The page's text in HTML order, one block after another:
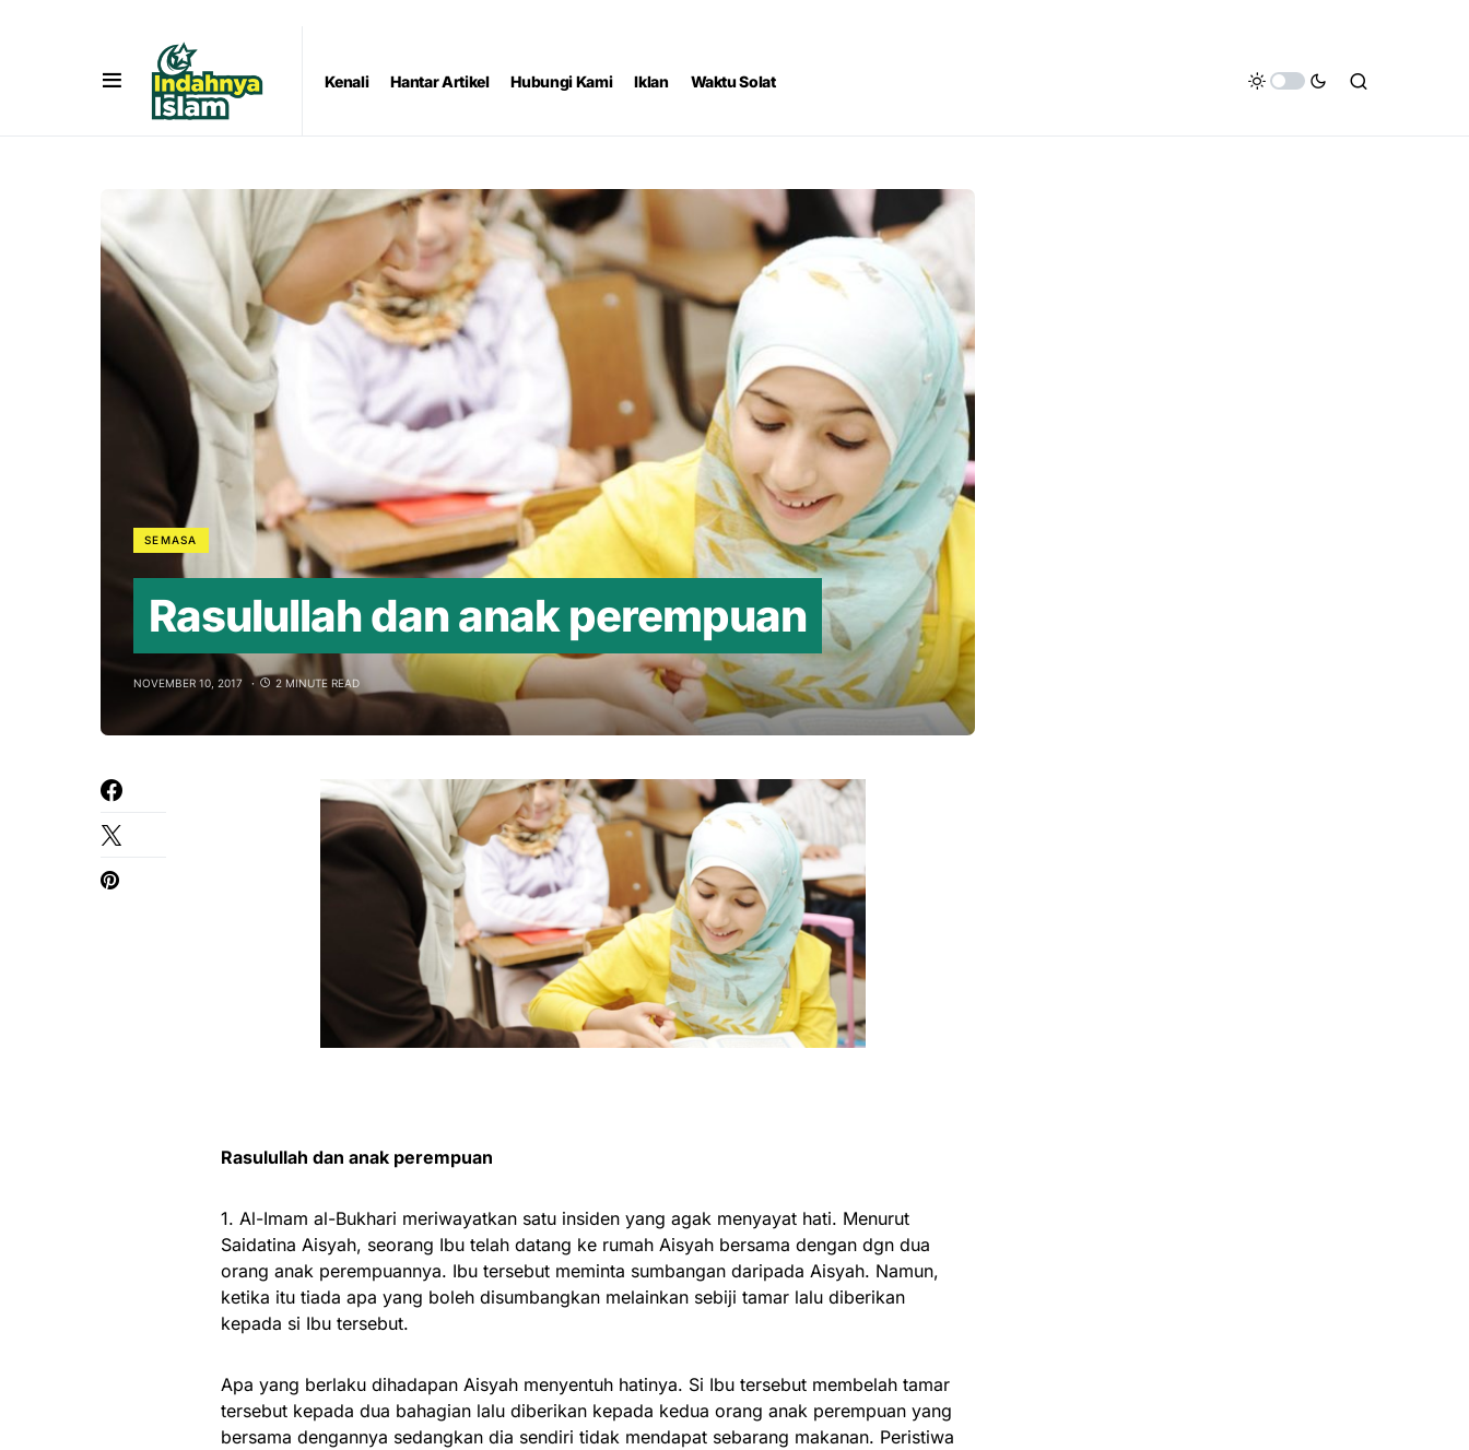
Kenali Hantar Artikel Hubungi Kami Iklan Waktu Solat
SEMASA
Rasulullah dan anak perempuan
NOVEMBER 10, 2017 2 MINUTE READ
Rasulullah dan anak perempuan
1. Al-Imam al-Bukhari meriwayatkan satu insiden yang agak menyayat hati. Menurut
Saidatina Aisyah, seorang Ibu telah datang ke rumah Aisyah bersama dengan dgn dua
orang anak perempuannya. Ibu tersebut meminta sumbangan daripada Aisyah. Namun,
ketika itu tiada apa yang boleh disumbangkan melainkan sebiji tamar lalu diberikan
kepada si Ibu tersebut.
Apa yang berlaku dihadapan Aisyah menyentuh hatinya. Si Ibu tersebut membelah tamar
tersebut kepada dua bahagian lalu diberikan kepada kedua orang anak perempuan yang
bersama dengannya sedangkan dia sendiri tidak mendapat sebarang makanan. Peristiwa